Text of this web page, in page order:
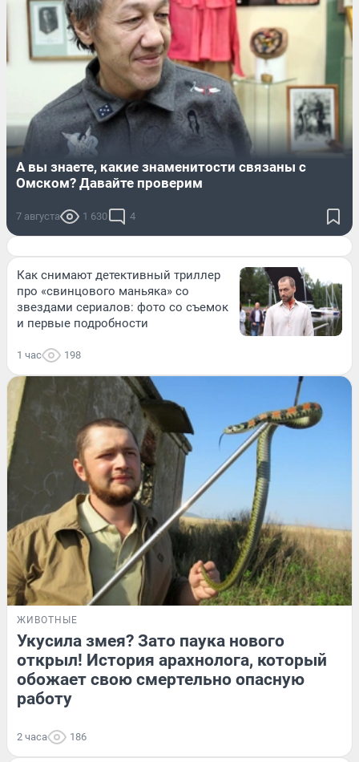
А вы знаете, какие знаменитости связаны с
Омском? Давайте проверим
7 августа 1 630 4
Как снимают детективный триллер
про «свинцового маньяка» со
звездами сериалов: фото со съемок
и первые подробности
1 час 198
ЖИВОТНЫЕ
Укусила змея? Зато паука нового
открыл! История арахнолога, который
обожает свою смертельно опасную
работу
2 часа 186